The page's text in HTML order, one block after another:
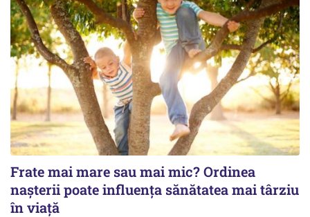
Frate mai mare sau mai mic? Ordinea
nașterii poate influența sănătatea mai târziu
în viață